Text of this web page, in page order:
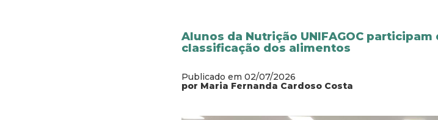
Alunos da Nutrição UNIFAGOC participam
classificação dos alimentos
Publicado em 02/07/2026
por Maria Fernanda Cardoso Costa